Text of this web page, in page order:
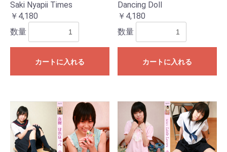
Saki Nyapii Times
￥4,180
数量
カートに入れる
Dancing Doll
￥4,180
数量
カートに入れる